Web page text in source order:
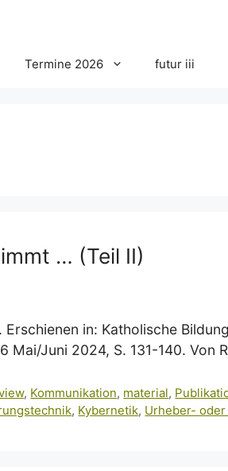
Termine 2026 futur iii
… (Teil II)
in: Katholische
Juni 2024, S. 131-140. Von
, Kommunikation, material,
, Kybernetik, Urheber-